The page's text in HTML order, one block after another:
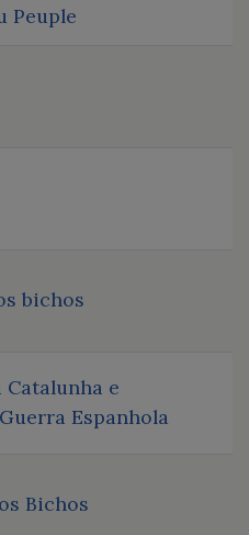
Peuple
bichos
Catalunha e
Espanhola
Bichos